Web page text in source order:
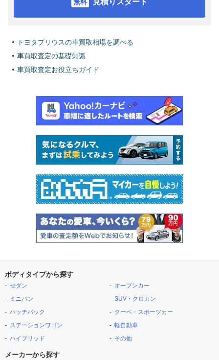
トヨタプリウスの車買取相場を調べる
車買取査定の基礎知識
車買取査定お役立ちガイド
ボディタイプから探す
セダン
ミニバン
ハッチバック
ステーションワゴン
ハイブリッド
オープンカー
SUV・クロカン
クーペ・スポーツカー
軽自動車
その他
メーカーから探す